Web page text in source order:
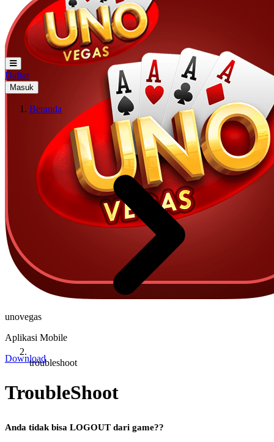
unovegas
Aplikasi Mobile
Download
Daftar
Masuk
Beranda
troubleshoot
TroubleShoot
Anda tidak bisa LOGOUT dari game??